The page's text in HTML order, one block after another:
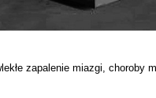
zapalenie miazgi, choroby